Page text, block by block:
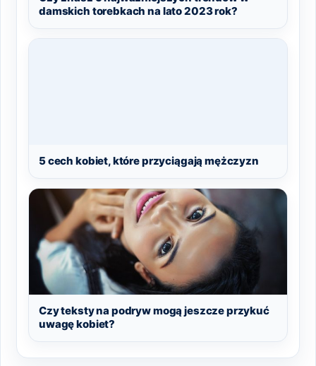
damskich torebkach na lato 2023 rok?
5 cech kobiet, które przyciągają mężczyzn
Czy teksty na podryw mogą jeszcze przykuć
uwagę kobiet?